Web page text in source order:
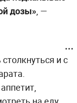
дозы», —
и с